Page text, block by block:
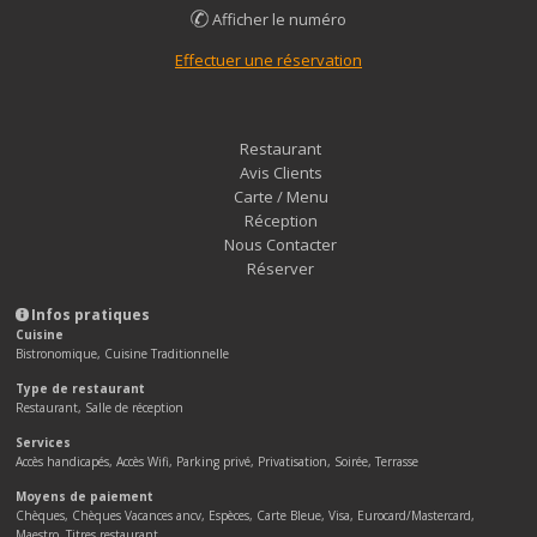
Afficher le numéro
Effectuer une réservation
Restaurant
Avis Clients
Carte / Menu
Réception
Nous Contacter
Réserver
Infos pratiques
Cuisine
Bistronomique, Cuisine Traditionnelle
Type de restaurant
Restaurant, Salle de réception
Services
Accès handicapés, Accès Wifi, Parking privé, Privatisation, Soirée, Terrasse
Moyens de paiement
Chèques, Chèques Vacances ancv, Espèces, Carte Bleue, Visa, Eurocard/Mastercard,